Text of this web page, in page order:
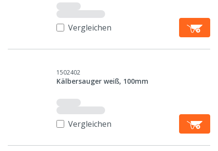
Vergleichen
1502402
Kälbersauger weiß, 100mm
Vergleichen